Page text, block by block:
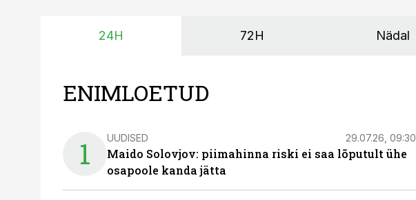
24H 72H Nädal
ENIMLOETUD
1 UUDISED 29.07.26, 09:30
Maido Solovjov: piimahinna riski ei saa lõputult ühe
osapoole kanda jätta